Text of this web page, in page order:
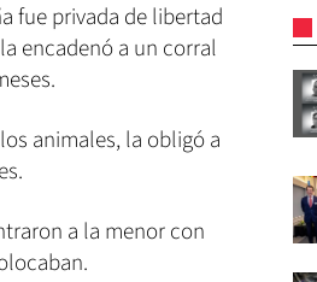
fue privada de libertad
encadenó a un corral
animales, la obligó a
a la menor con